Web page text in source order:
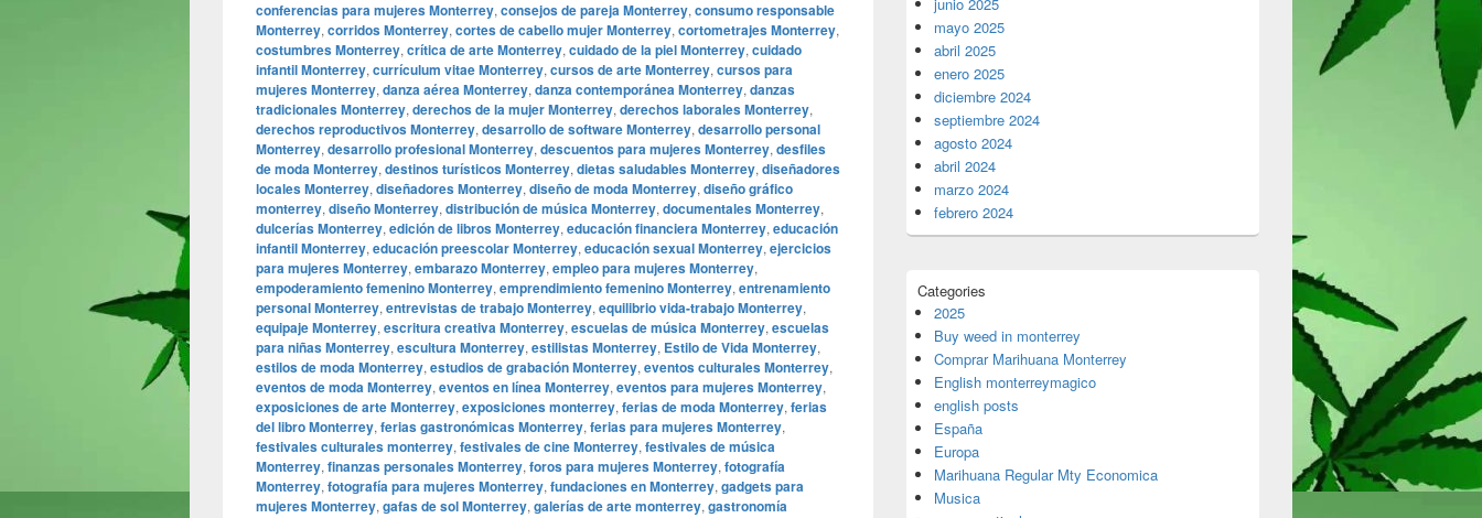
conferencias para mujeres Monterrey, consejos de pareja Monterrey, consumo responsable
Monterrey, corridos Monterrey, cortes de cabello mujer Monterrey, cortometrajes Monterrey,
costumbres Monterrey, crítica de arte Monterrey, cuidado de la piel Monterrey, cuidado
infantil Monterrey, currículum vitae Monterrey, cursos de arte Monterrey, cursos para
mujeres Monterrey, danza aérea Monterrey, danza contemporánea Monterrey, danzas
tradicionales Monterrey, derechos de la mujer Monterrey, derechos laborales Monterrey,
derechos reproductivos Monterrey, desarrollo de software Monterrey, desarrollo personal
Monterrey, desarrollo profesional Monterrey, descuentos para mujeres Monterrey, desfiles
de moda Monterrey, destinos turísticos Monterrey, dietas saludables Monterrey, diseñadores
locales Monterrey, diseñadores Monterrey, diseño de moda Monterrey, diseño gráfico
monterrey, diseño Monterrey, distribución de música Monterrey, documentales Monterrey,
dulcerías Monterrey, edición de libros Monterrey, educación financiera Monterrey, educación
infantil Monterrey, educación preescolar Monterrey, educación sexual Monterrey, ejercicios
para mujeres Monterrey, embarazo Monterrey, empleo para mujeres Monterrey,
empoderamiento femenino Monterrey, emprendimiento femenino Monterrey, entrenamiento
personal Monterrey, entrevistas de trabajo Monterrey, equilibrio vida-trabajo Monterrey,
equipaje Monterrey, escritura creativa Monterrey, escuelas de música Monterrey, escuelas
para niñas Monterrey, escultura Monterrey, estilistas Monterrey, Estilo de Vida Monterrey,
estilos de moda Monterrey, estudios de grabación Monterrey, eventos culturales Monterrey,
eventos de moda Monterrey, eventos en línea Monterrey, eventos para mujeres Monterrey,
exposiciones de arte Monterrey, exposiciones monterrey, ferias de moda Monterrey, ferias
del libro Monterrey, ferias gastronómicas Monterrey, ferias para mujeres Monterrey,
festivales culturales monterrey, festivales de cine Monterrey, festivales de música
Monterrey, finanzas personales Monterrey, foros para mujeres Monterrey, fotografía
Monterrey, fotografía para mujeres Monterrey, fundaciones en Monterrey, gadgets para
mujeres Monterrey, gafas de sol Monterrey, galerías de arte monterrey, gastronomía
mayo 2025
abril 2025
enero 2025
diciembre 2024
septiembre 2024
agosto 2024
abril 2024
marzo 2024
febrero 2024
Categories
2025
Buy weed in monterrey
Comprar Marihuana Monterrey
English monterreymagico
english posts
España
Europa
Marihuana Regular Mty Economica
Musica